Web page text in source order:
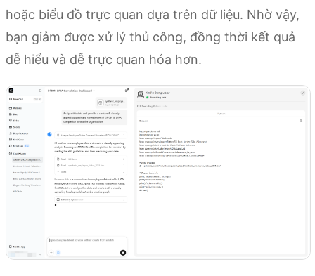
hoặc biểu đồ trực quan dựa trên dữ liệu. Nhờ vậy,
bạn giảm được xử lý thủ công, đồng thời kết quả
dễ hiểu và dễ trực quan hóa hơn.